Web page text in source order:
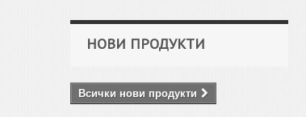
НОВИ ПРОДУКТИ
Всички нови продукти